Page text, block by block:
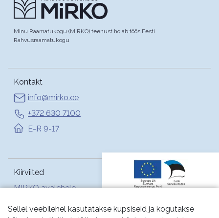
Sellel veebilehel kasutatakse küpsiseid ja kogutakse
Minu Raamatukogu (MIRKO) teenust hoiab töös Eesti
Rahvusraamatukogu
Kontakt
info@mirko.ee
+372 630 7100
E-R 9-17
Kiirviited
MIRKO avalehele
Abi